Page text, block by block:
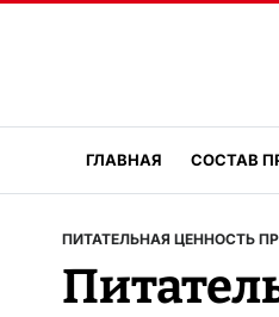
ГЛАВНАЯ СОСТАВ
ПИТАТЕЛЬНАЯ ЦЕННОСТЬ